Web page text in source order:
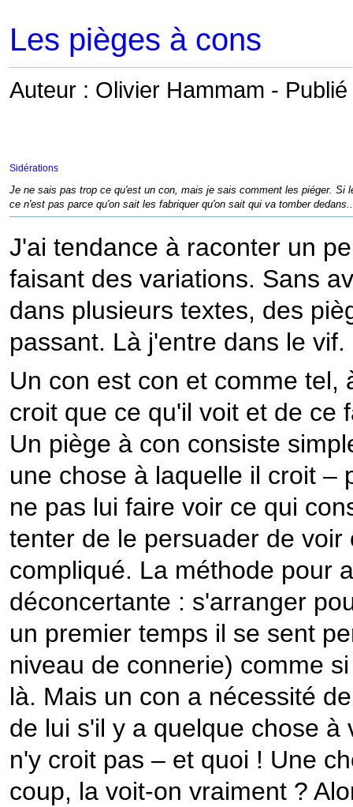
Les pièges à cons
Auteur : Olivier Hammam -
Sidérations
Je ne sais pas trop ce qu'est un con, mais je sais comment les piéger. Si
ce n'est pas parce qu'on sait les fabriquer qu'on sait qui va tomber
J'ai tendance à raconter un
faisant des variations. Sans
dans plusieurs textes, des
passant. Là j'entre dans le vif.
Un con est con et comme tel,
croit que ce qu'il voit et de ce
Un piège à con consiste
une chose à laquelle il croit –
ne pas lui faire voir ce qui
tenter de le persuader de
compliqué. La méthode pour
déconcertante : s'arranger
un premier temps il se sent
niveau de connerie) comme
là. Mais un con a nécessité
de lui s'il y a quelque chose
n'y croit pas – et quoi ! Une
coup, la voit-on vraiment ?